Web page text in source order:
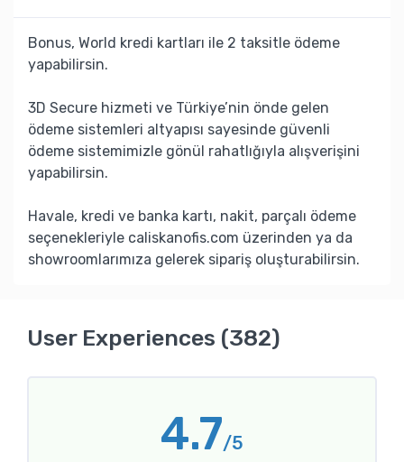
Bonus, World kredi kartları ile 2 taksitle ödeme
yapabilirsin.
3D Secure hizmeti ve Türkiye’nin önde gelen
ödeme sistemleri altyapısı sayesinde güvenli
ödeme sistemimizle gönül rahatlığıyla alışverişini
yapabilirsin.
Havale, kredi ve banka kartı, nakit, parçalı ödeme
seçenekleriyle caliskanofis.com üzerinden ya da
showroomlarımıza gelerek sipariş oluşturabilirsin.
User Experiences (382)
4.7/5